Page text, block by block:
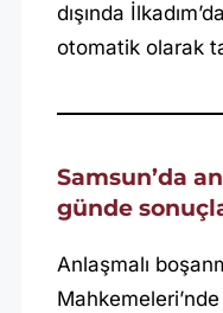
dışında
otomatik olarak
Samsun’da
günde
Anlaşmalı